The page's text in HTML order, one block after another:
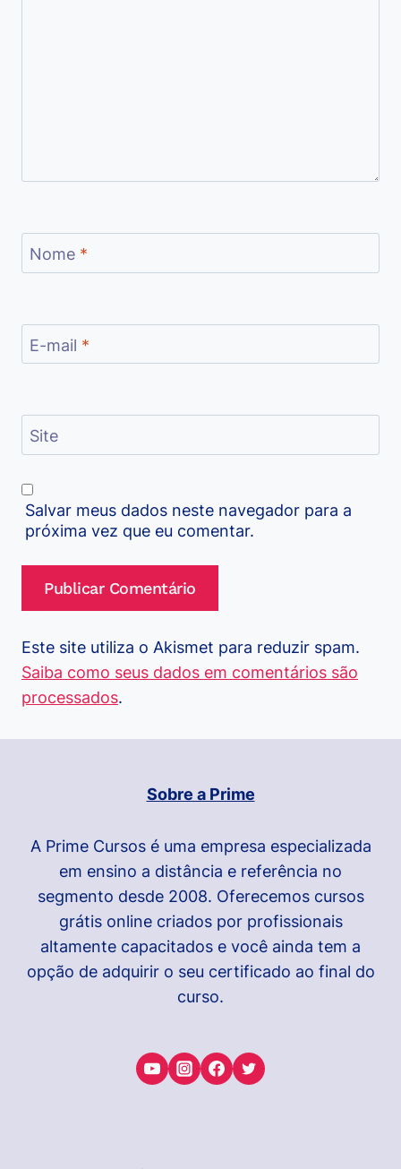
Nome *
E-mail *
Site
Salvar meus dados neste navegador para a
próxima vez que eu comentar.
Este site utiliza o Akismet para reduzir spam.
Saiba como seus dados em comentários são
processados.
Sobre a Prime
A Prime Cursos é uma empresa especializada
em ensino a distância e referência no
segmento desde 2008. Oferecemos cursos
grátis online criados por profissionais
altamente capacitados e você ainda tem a
opção de adquirir o seu certificado ao final do
curso.